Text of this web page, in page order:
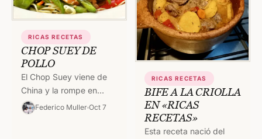
RICAS RECETAS
CHOP SUEY DE
POLLO
El Chop Suey viene de
China y la rompe en
muchas partes del
mundo. Se convirtió en
Federico Muller Oct 7
RICAS RECETAS
BIFE A LA CRIOLLA
EN «RICAS
RECETAS»
Esta receta nació del